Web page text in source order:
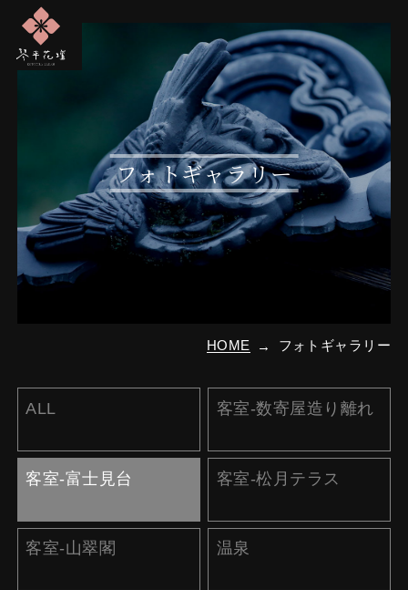
フォトギャラリー
HOME フォトギャラリー
ALL 客室-数寄屋造り離れ
客室-富士見台 客室-松月テラス
客室-山翠閣 温泉